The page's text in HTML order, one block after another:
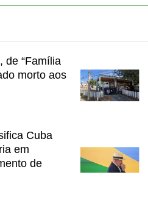
de “Família
morto aos
Cuba
em
de